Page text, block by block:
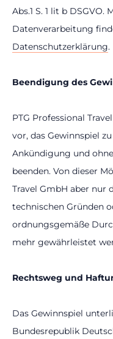
Abs.1 S. 1 lit b DSGVO.
Datenverarbeitung
Datenschutzerklärung.
Beendigung des
PTG Professional
vor, das Gewinnspiel
Ankündigung und
beenden. Von dieser
Travel GmbH aber nur
technischen Gründen
ordnungsgemäße
mehr gewährleistet
Rechtsweg und
Das Gewinnspiel
Bundesrepublik